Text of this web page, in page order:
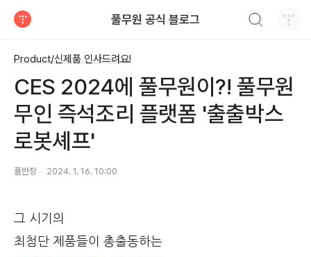
풀무원 공식 블로그
Product/신제품 인사드려요!
CES 2024에 풀무원이?! 풀무원
무인 즉석조리 플랫폼 '출출박스
로봇셰프'
풀반장 2024. 1. 16. 10:00
그 시기의
최첨단 제품들이 총출동하는